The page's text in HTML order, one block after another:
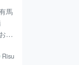
馬
き
、
Risu